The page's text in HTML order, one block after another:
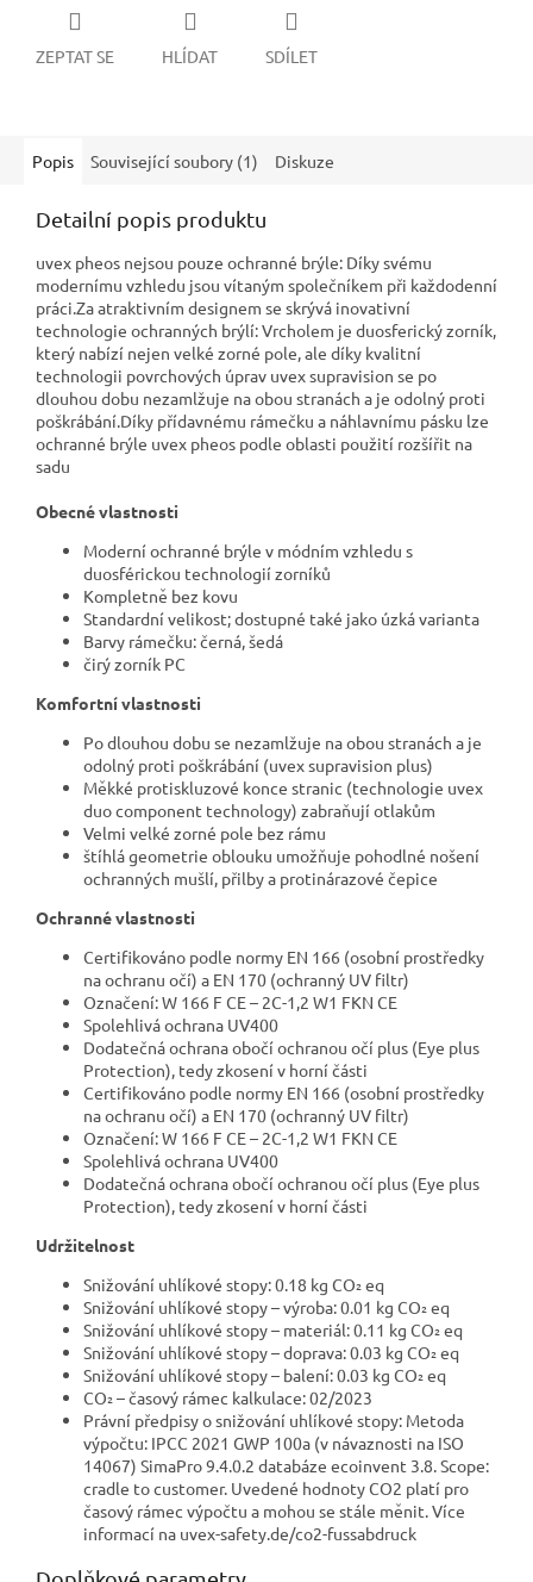
ZEPTAT SE HLÍDAT SDÍLET
Popis Související soubory (1) Diskuze
Detailní popis produktu
uvex pheos nejsou pouze ochranné brýle: Díky svému
modernímu vzhledu jsou vítaným společníkem při každodenní
práci.Za atraktivním designem se skrývá inovativní
technologie ochranných brýlí: Vrcholem je duosferický zorník,
který nabízí nejen velké zorné pole, ale díky kvalitní
technologii povrchových úprav uvex supravision se po
dlouhou dobu nezamlžuje na obou stranách a je odolný proti
poškrábání.Díky přídavnému rámečku a náhlavnímu pásku lze
ochranné brýle uvex pheos podle oblasti použití rozšířit na
sadu
Obecné vlastnosti
Moderní ochranné brýle v módním vzhledu s
duosférickou technologií zorníků
Kompletně bez kovu
Standardní velikost; dostupné také jako úzká varianta
Barvy rámečku: černá, šedá
čirý zorník PC
Komfortní vlastnosti
Po dlouhou dobu se nezamlžuje na obou stranách a je
odolný proti poškrábání (uvex supravision plus)
Měkké protiskluzové konce stranic (technologie uvex
duo component technology) zabraňují otlakům
Velmi velké zorné pole bez rámu
štíhlá geometrie oblouku umožňuje pohodlné nošení
ochranných mušlí, přilby a protinárazové čepice
Ochranné vlastnosti
Certifikováno podle normy EN 166 (osobní prostředky
na ochranu očí) a EN 170 (ochranný UV filtr)
Označení: W 166 F CE – 2C-1,2 W1 FKN CE
Spolehlivá ochrana UV400
Dodatečná ochrana obočí ochranou očí plus (Eye plus
Protection), tedy zkosení v horní části
Certifikováno podle normy EN 166 (osobní prostředky
na ochranu očí) a EN 170 (ochranný UV filtr)
Označení: W 166 F CE – 2C-1,2 W1 FKN CE
Spolehlivá ochrana UV400
Dodatečná ochrana obočí ochranou očí plus (Eye plus
Protection), tedy zkosení v horní části
Udržitelnost
Snižování uhlíkové stopy: 0.18 kg CO₂ eq
Snižování uhlíkové stopy – výroba: 0.01 kg CO₂ eq
Snižování uhlíkové stopy – materiál: 0.11 kg CO₂ eq
Snižování uhlíkové stopy – doprava: 0.03 kg CO₂ eq
Snižování uhlíkové stopy – balení: 0.03 kg CO₂ eq
CO₂ – časový rámec kalkulace: 02/2023
Právní předpisy o snižování uhlíkové stopy: Metoda
výpočtu: IPCC 2021 GWP 100a (v návaznosti na ISO
14067) SimaPro 9.4.0.2 databáze ecoinvent 3.8. Scope:
cradle to customer. Uvedené hodnoty CO2 platí pro
časový rámec výpočtu a mohou se stále měnit. Více
informací na uvex-safety.de/co2-fussabdruck